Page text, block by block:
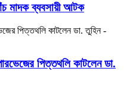
মাদক ব্যবসায়ী আটক
পিত্তথলি কাটলেন ডা.